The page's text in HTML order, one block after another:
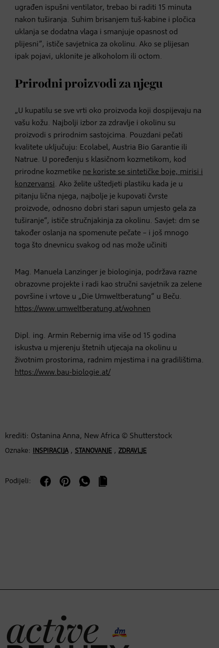
ugrađen ispušni ventilator, trebao bi raditi 15 minuta
nakon tuširanja. Suhim brisanjem tuš-kabine i pločica
uklanja se dodatna vlaga i smanjuje opasnost od
plijesni”, ističe savjetnica za okolinu. Ako se plijesan
ipak pojavi, uklonite je alkoholom ili octom.
Prirodni proizvodi za njegu
„U kupatilu se sve vrti oko proizvoda koji dospijevaju na
vašu kožu. Najbolji izbor za zdravlje i okolinu su
proizvodi s prirodnim sastojcima. Pouzdani pečati
kvalitete uključuju: Ecolabel, Austria Bio Garantie ili
Natrue. U poređenju s klasičnom kozmetikom, kod
prirodne kozmetike ne koriste se sintetičke boje, mirisi i
konzervansi. Ako želite uštedjeti plastiku kada je u
pitanju lična njega, najbolje je kupovati čvrste
proizvode, odnosno dobri stari sapun umjesto gela za
tuširanje“, ističe stručnjakinja za okolinu. Savjet: dm se
također oslanja na spomenute pečate – i još mnogo
toga što dnevnicu svakog od nas može učiniti
Mag. Manuela Lanzinger je biologinja, podržava razne
obrazovne projekte i radi kao stručni savjetnik za zelene
površine i vrtove u „Die Umweltberatung“ u Beču.
https://www.umweltberatung.at/wohnen
Dipl. ing. Armin Rebernig ima više od 15 godina
iskustva u mjerenju štetnih utjecaja na okolinu u
životnim prostorima, radnim mjestima i na gradilištima.
https://www.bau-biologie.at/
krediti: Ostanina Anna, New Africa © Shutterstock
Oznake: INSPIRACIJA, STANOVANJE , ZDRAVLJE
Podijeli: